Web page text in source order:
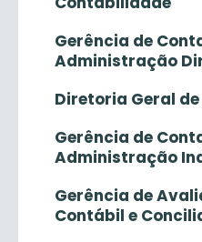
Gerência de
Administração
Diretoria Geral
Gerência de
Administração
Gerência de
Contábil e